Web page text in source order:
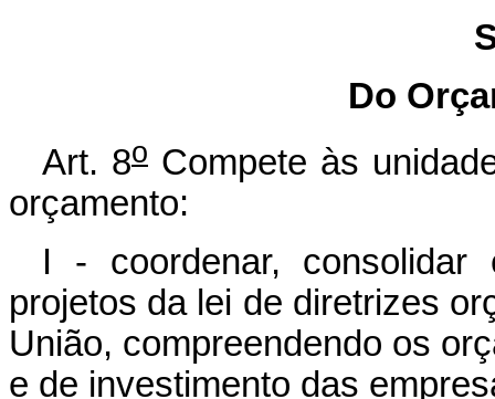
Do
Art. 8o Compete às
orçamento:
I - coordenar, consolidar
projetos da lei de diretrizes
União, compreendendo os
e de investimento das